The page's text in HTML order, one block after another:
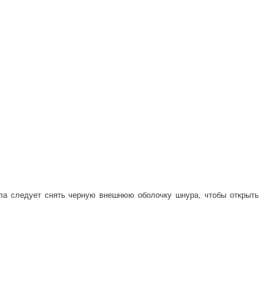
следует снять черную внешнюю оболочку шнура, чтобы открыть